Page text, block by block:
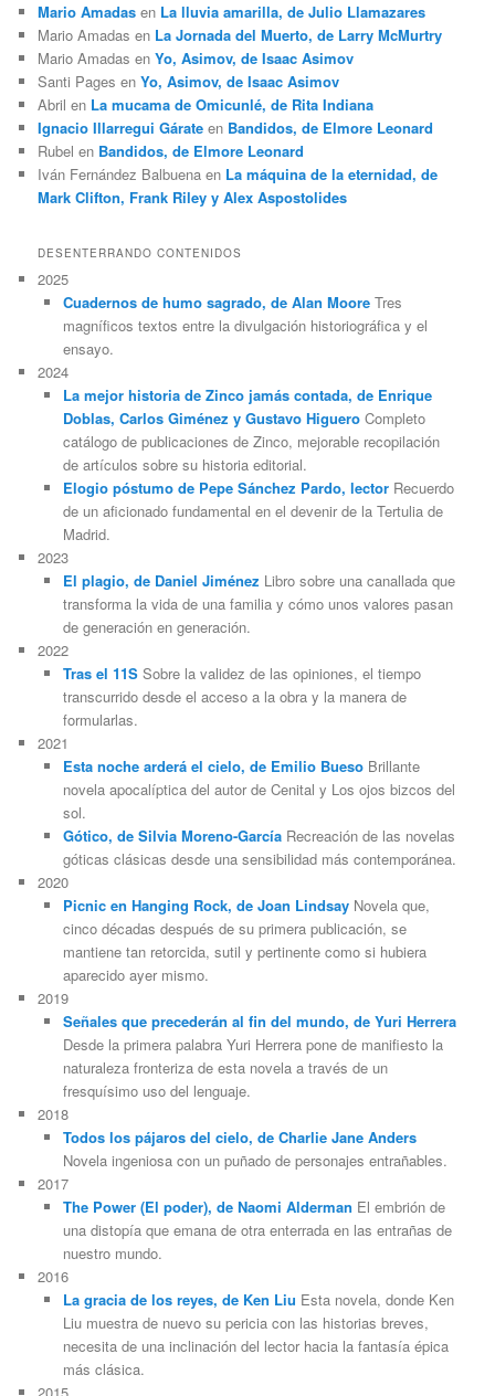
Mario Amadas en La lluvia amarilla, de Julio Llamazares
Mario Amadas en La Jornada del Muerto, de Larry McMurtry
Mario Amadas enYo, Asimov, de Isaac Asimov
Santi Pages enYo, Asimov, de Isaac Asimov
Abril en La mucama de Omicunlé, de Rita Indiana
Ignacio Illarregui Gárate en Bandidos, de Elmore Leonard
Rubel en Bandidos, de Elmore Leonard
Iván Fernández Balbuena en La máquina de la eternidad, de
Mark Clifton, Frank Riley y Alex Aspostolides
DESENTERRANDO CONTENIDOS
2025
Cuadernos de humo sagrado, de Alan MooreTres
magníficos textos entre la divulgación historiográfica y el
ensayo.
2024
La mejor historia de Zinco jamás contada, de Enrique
Doblas, Carlos Giménez y Gustavo HigueroCompleto
catálogo de publicaciones de Zinco, mejorable recopilación
de artículos sobre su historia editorial.
Elogio póstumo de Pepe Sánchez Pardo, lectorRecuerdo
de un aficionado fundamental en el devenir de la Tertulia de
Madrid.
2023
El plagio, de Daniel Jiménez Libro sobre una canallada que
transforma la vida de una familia y cómo unos valores pasan
de generación en generación.
2022
Tras el 11SSobre la validez de las opiniones, el tiempo
transcurrido desde el acceso a la obra y la manera de
formularlas.
2021
Esta noche arderá el cielo, de Emilio BuesoBrillante
novela apocalíptica del autor de Cenital y Los ojos bizcos del
sol.
Gótico, de Silvia Moreno-GarcíaRecreación de las novelas
góticas clásicas desde una sensibilidad más contemporánea.
2020
Picnic en Hanging Rock, de Joan LindsayNovela que,
cinco décadas después de su primera publicación, se
mantiene tan retorcida, sutil y pertinente como si hubiera
aparecido ayer mismo.
2019
Señales que precederán al fin del mundo, de Yuri Herrera
Desde la primera palabra Yuri Herrera pone de manifiesto la
naturaleza fronteriza de esta novela a través de un
fresquísimo uso del lenguaje.
2018
Todos los pájaros del cielo, de Charlie Jane Anders
Novela ingeniosa con un puñado de personajes entrañables.
2017
The Power (El poder), de Naomi Alderman El embrión de
una distopía que emana de otra enterrada en las entrañas de
nuestro mundo.
2016
La gracia de los reyes, de Ken Liu Esta novela, donde Ken
Liu muestra de nuevo su pericia con las historias breves,
necesita de una inclinación del lector hacia la fantasía épica
más clásica.